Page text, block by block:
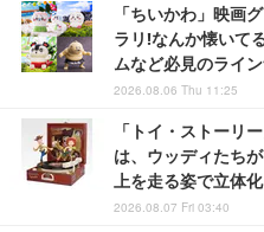
「ちいかわ」映画
ラリ!なんか懐いて
ムなど必見のライ
2026.08.06 Thu 11:25
「トイ・ストーリ
は、ウッディたち
上を走る姿で立体
2026.08.07 Fri 03:40